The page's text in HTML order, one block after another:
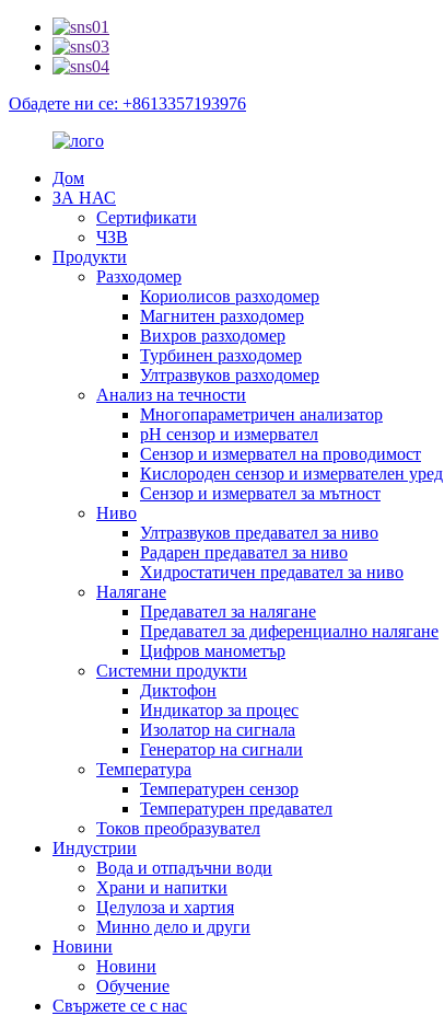
Обадете ни се: +8613357193976
Дом
ЗА НАС
Сертификати
ЧЗВ
Продукти
Разходомер
Кориолисов разходомер
Магнитен разходомер
Вихров разходомер
Турбинен разходомер
Ултразвуков разходомер
Анализ на течности
Многопараметричен анализатор
pH сензор и измервател
Сензор и измервател на проводимост
Кислороден сензор и измервателен уред
Сензор и измервател за мътност
Ниво
Ултразвуков предавател за ниво
Радарен предавател за ниво
Хидростатичен предавател за ниво
Налягане
Предавател за налягане
Предавател за диференциално налягане
Цифров манометър
Системни продукти
Диктофон
Индикатор за процес
Изолатор на сигнала
Генератор на сигнали
Температура
Температурен сензор
Температурен предавател
Токов преобразувател
Индустрии
Вода и отпадъчни води
Храни и напитки
Целулоза и хартия
Минно дело и други
Новини
Новини
Обучение
Свържете се с нас